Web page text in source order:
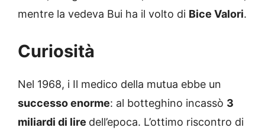
mentre la vedeva Bui ha il volto di Bice Valori.
Curiosità
Nel 1968, i Il medico della mutua ebbe un
successo enorme: al botteghino incassò 3
miliardi di lire dell’epoca. L’ottimo riscontro di